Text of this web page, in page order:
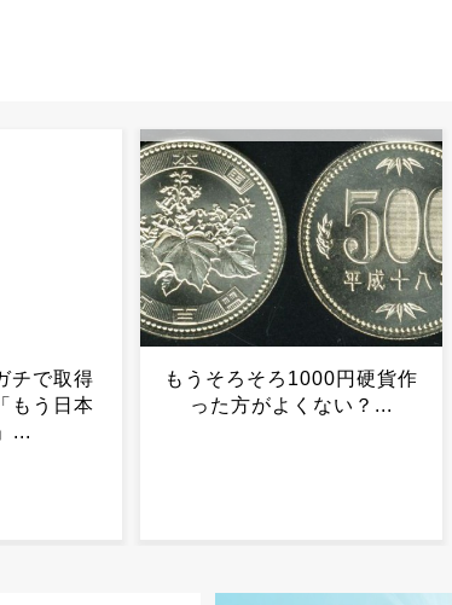
円硬貨作
い？...
メンタリストDaiGoさん
「SNS最大のデメリットは